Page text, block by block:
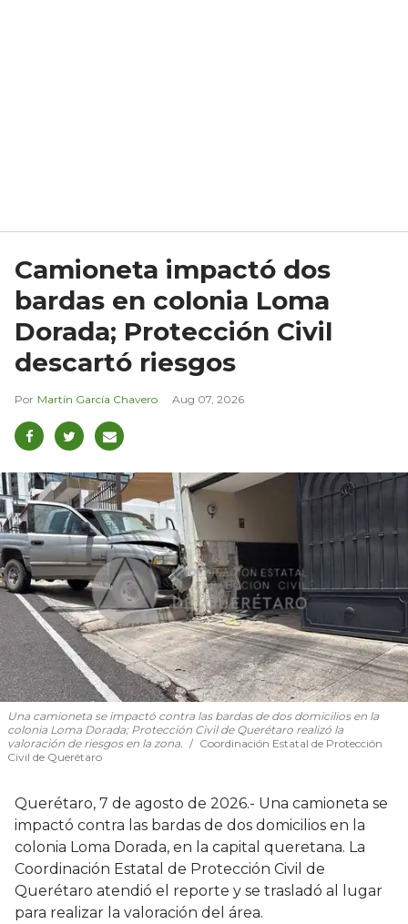
Camioneta impactó dos
bardas en colonia Loma
Dorada; Protección Civil
descartó riesgos
Martín García Chavero Aug 07, 2026
Una camioneta se impactó contra las bardas de dos domicilios en la
colonia Loma Dorada; Protección Civil de Querétaro realizó la
valoración de riesgos en la zona.
Coordinación Estatal de Protección
Civil de Querétaro
Querétaro, 7 de agosto de 2026.- Una camioneta se
impactó contra las bardas de dos domicilios en la
colonia Loma Dorada, en la capital queretana. La
Coordinación Estatal de Protección Civil de
Querétaro atendió el reporte y se trasladó al lugar
para realizar la valoración del área.